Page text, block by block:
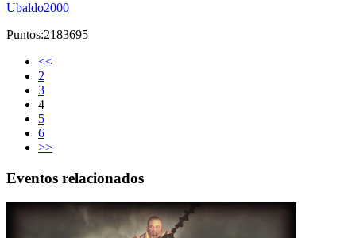
Ubaldo2000
Puntos:2183695
<<
2
3
4
5
6
>>
Eventos relacionados